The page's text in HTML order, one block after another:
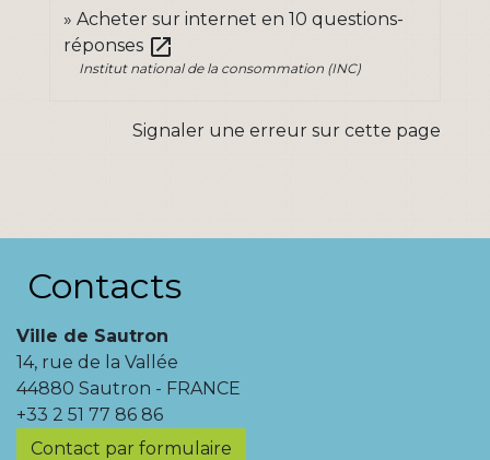
Acheter sur internet en 10 questions-
réponses open_in_new
Institut national de la consommation (INC)
Signaler une erreur sur cette page
Contacts
Ville de Sautron
14, rue de la Vallée
44880 Sautron - FRANCE
+33 2 51 77 86 86
Contact par formulaire